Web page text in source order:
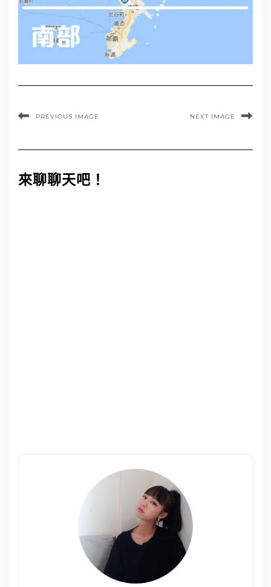
PREVIOUS IMAGE NEXT IMAGE
來聊聊天吧！